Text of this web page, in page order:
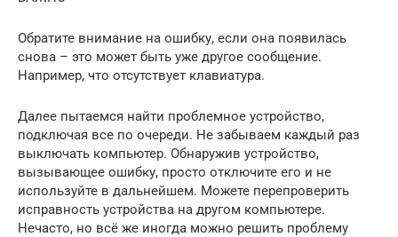
Обратите внимание на ошибку, если она появилась
снова – это может быть уже другое сообщение.
Например, что отсутствует клавиатура.
Далее пытаемся найти проблемное устройство,
подключая все по очереди. Не забываем каждый раз
выключать компьютер. Обнаружив устройство,
вызывающее ошибку, просто отключите его и не
используйте в дальнейшем. Можете перепроверить
исправность устройства на другом компьютере.
Нечасто, но всё же иногда можно решить проблему